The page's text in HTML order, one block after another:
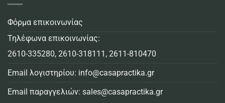
Φόρμα επικοινωνίας
Τηλέφωνα επικοινωνίας:
2610-335280, 2610-318111 , 2611-810470
Email λογιστηρίου: info@casapractika.gr
Email παραγγελιών: sales@casapractika.gr